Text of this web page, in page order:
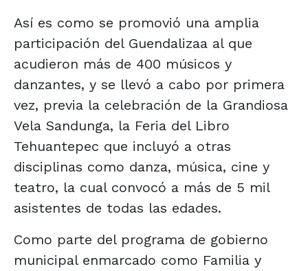
Así es como se promovió una amplia
participación del Guendalizaa al que
acudieron más de 400 músicos y
danzantes, y se llevó a cabo por primera
vez, previa la celebración de la Grandiosa
Vela Sandunga, la Feria del Libro
Tehuantepec que incluyó a otras
disciplinas como danza, música, cine y
teatro, la cual convocó a más de 5 mil
asistentes de todas las edades.
Como parte del programa de gobierno
municipal enmarcado como Familia y